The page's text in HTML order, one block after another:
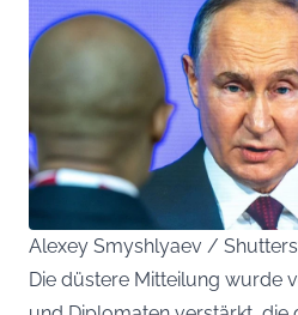
Alexey Smyshlyaev /
Die düstere Mitteilung wurde